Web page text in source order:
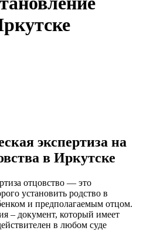
экспертиза на
в Иркутске
отцовство — это
установить родство в
и предполагаемым отцом.
– документ, который имеет
в любом суде